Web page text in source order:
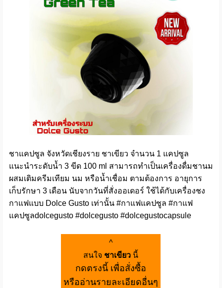
ชาแคปซูล จังหวัดเชียงราย ชาเขียว จำนวน 1 แคปซูล
แนะนำระดับน้ำ 3 ขีด 100 ml สามารถทำเป็นเครื่องดื่มชานม
ผสมเติมครีมเทียม นม หรือน้ำเชื่อม ตามต้องการ อายุการ
เก็บรักษา 3 เดือน นับจากวันที่สั่งออเดอร์ ใช้ได้กับเครื่องชง
กาแฟแบบ Dolce Gusto เท่านั้น #กาแฟแคปซูล #กาแฟ
แคปซูลdolcegusto #dolcegusto #dolcegustocapsule
^
สนใจ ชาเขียว นี้
กดตรงนี้ เพื่อสั่งซื้อ
หรืออ่านรายละเอียดอื่นๆ